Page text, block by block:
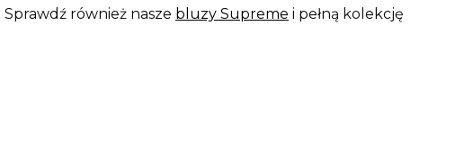
również nasze bluzy Supreme i pełną kolekcję